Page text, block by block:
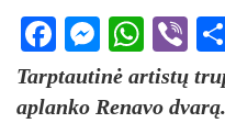
Facebook
Tarptautinė artistų
aplanko Renavo